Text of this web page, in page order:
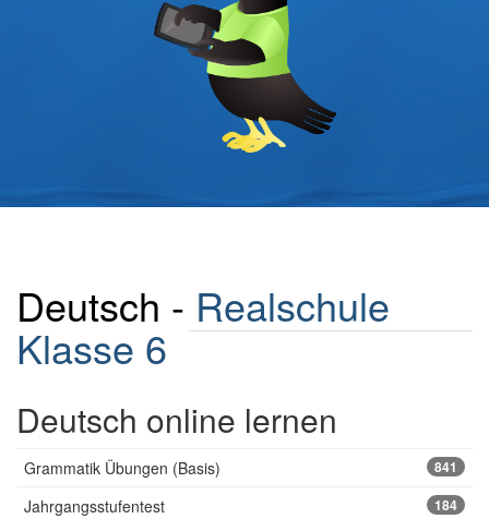
Deutsch - Realschule
Klasse 6
Deutsch online lernen
Grammatik Übungen (Basis) 841
Jahrgangsstufentest 184